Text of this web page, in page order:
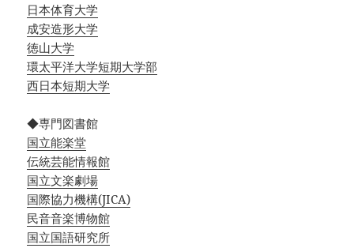
日本体育大学
成安造形大学
徳山大学
環太平洋大学短期大学部
西日本短期大学
◆専門図書館
国立能楽堂
伝統芸能情報館
国立文楽劇場
国際協力機構(JICA)
民音音楽博物館
国立国語研究所